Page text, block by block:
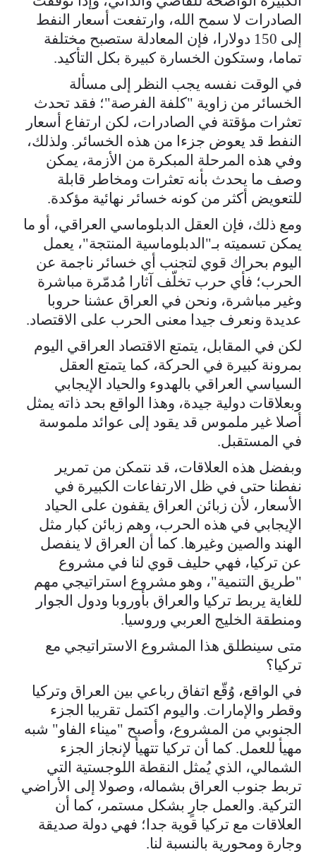
الصادرات لا سمح الله، وارتفعت أسعار النفط
إلى 150 دولارا، فإن المعادلة ستصبح مختلفة
تماما، وستكون الخسارة كبيرة بكل التأكيد.
في الوقت نفسه يجب النظر إلى مسألة
الخسائر من زاوية "كلفة الفرصة"؛ فقد تحدث
تعثرات مؤقتة في الصادرات، لكن ارتفاع أسعار
النفط قد يعوض جزءا من هذه الخسائر. ولذلك،
وفي هذه المرحلة المبكرة من الأزمة، يمكن
وصف ما يحدث بأنه تعثرات ومخاطر قابلة
للتعويض أكثر من كونه خسائر نهائية مؤكدة.
ومع ذلك، فإن العقل الدبلوماسي العراقي، أو ما
يمكن تسميته بـ"الدبلوماسية المنتجة"، يعمل
اليوم بحراك قوي لتجنب أي خسائر ناجمة عن
الحرب؛ فأي حرب تخلّف آثارا مُدمّرة مباشرة
وغير مباشرة، ونحن في العراق عشنا حروبا
عديدة ونعرف جيدا معنى الحرب على الاقتصاد.
لكن في المقابل، يتمتع الاقتصاد العراقي اليوم
بمرونة كبيرة في الحركة، كما يتمتع العقل
السياسي العراقي بالهدوء والحياد الإيجابي
وبعلاقات دولية جيدة، وهذا الواقع بحد ذاته يمثل
أصلا غير ملموس قد يقود إلى عوائد ملموسة
في المستقبل.
وبفضل هذه العلاقات، قد نتمكن من تمرير
نفطنا حتى في ظل الارتفاعات الكبيرة في
الأسعار، لأن زبائن العراق يقفون على الحياد
الإيجابي في هذه الحرب، وهم زبائن كبار مثل
الهند والصين وغيرها. كما أن العراق لا ينفصل
عن تركيا، فهي حليف قوي لنا في مشروع
"طريق التنمية"، وهو مشروع استراتيجي مهم
للغاية يربط تركيا والعراق بأوروبا ودول الجوار
ومنطقة الخليج العربي وروسيا.
متى سينطلق هذا المشروع الاستراتيجي مع
تركيا؟
في الواقع، وُقّع اتفاق رباعي بين العراق وتركيا
وقطر والإمارات. واليوم اكتمل تقريبا الجزء
الجنوبي من المشروع، وأصبح "ميناء الفاو" شبه
مهيأ للعمل. كما أن تركيا تتهيأ لإنجاز الجزء
الشمالي، الذي يُمثل النقطة اللوجستية التي
تربط جنوب العراق بشماله، وصولا إلى الأراضي
التركية. والعمل جارٍ بشكل مستمر، كما أن
العلاقات مع تركيا قوية جدا؛ فهي دولة صديقة
وجارة ومحورية بالنسبة لنا.